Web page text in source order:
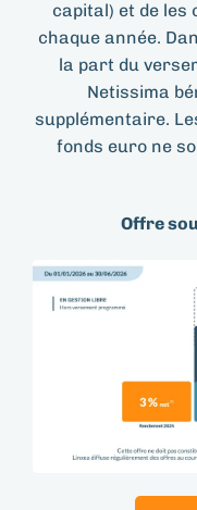
capital) et de les
chaque année.
la part du
Netissima
supplémentaire.
fonds euro ne
Offre